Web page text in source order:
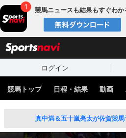
競馬ニュースも結果もすぐわか
ログイン
競馬トップ 日程・結果 動画
真中満＆五十嵐亮太が佐賀競馬